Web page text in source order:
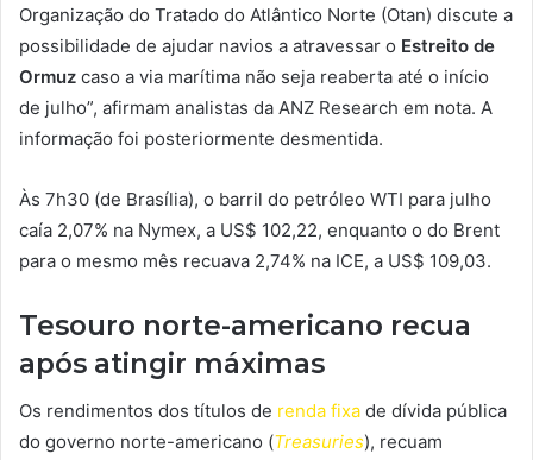
Organização do Tratado do Atlântico Norte (Otan) discute a
possibilidade de ajudar navios a atravessar o Estreito de
Ormuz caso a via marítima não seja reaberta até o início
de julho”, afirmam analistas da ANZ Research em nota. A
informação foi posteriormente desmentida.
Às 7h30 (de Brasília), o barril do petróleo WTI para julho
caía 2,07% na Nymex, a US$ 102,22, enquanto o do Brent
para o mesmo mês recuava 2,74% na ICE, a US$ 109,03.
Tesouro norte-americano recua
após atingir máximas
Os rendimentos dos títulos de renda fixa de dívida pública
do governo norte-americano (Treasuries), recuam